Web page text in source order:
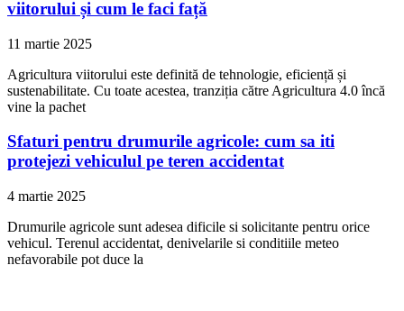
viitorului și cum le faci față
11 martie 2025
Agricultura viitorului este definită de tehnologie, eficiență și
sustenabilitate. Cu toate acestea, tranziția către Agricultura 4.0 încă
vine la pachet
Sfaturi pentru drumurile agricole: cum sa iti
protejezi vehiculul pe teren accidentat
4 martie 2025
Drumurile agricole sunt adesea dificile si solicitante pentru orice
vehicul. Terenul accidentat, denivelarile si conditiile meteo
nefavorabile pot duce la